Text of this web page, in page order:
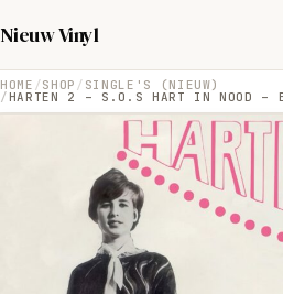
Nieuw Vinyl
HOME SHOP SINGLE'S (NIEUW)
HARTEN 2 – S.O.S HART IN NOOD –